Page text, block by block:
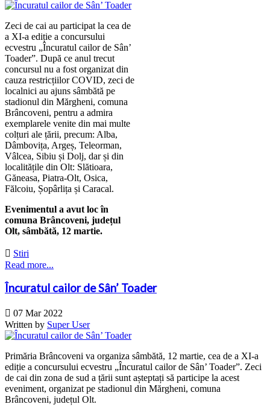
Zeci de cai au participat la cea de
a XI-a ediție a concursului
ecvestru „Încuratul cailor de Sân’
Toader”. După ce anul trecut
concursul nu a fost organizat din
cauza restricțiilor COVID, zeci de
localnici au ajuns sâmbătă pe
stadionul din Mărgheni, comuna
Brâncoveni, pentru a admira
exemplarele venite din mai multe
colțuri ale țării, precum: Alba,
Dâmbovița, Argeș, Teleorman,
Vâlcea, Sibiu și Dolj, dar și din
localitățile din Olt: Slătioara,
Găneasa, Piatra-Olt, Osica,
Fălcoiu, Șopârlița și Caracal.
Evenimentul a avut loc în
comuna Brâncoveni, județul
Olt, sâmbătă, 12 martie.
 Stiri
Read more...
Încuratul cailor de Sân’ Toader
 07 Mar 2022
Written by Super User
Primăria Brâncoveni va organiza sâmbătă, 12 martie, cea de a XI-a
ediție a concursului ecvestru „Încuratul cailor de Sân’ Toader”. Zeci
de cai din zona de sud a țării sunt așteptați să participe la acest
eveniment, organizat pe stadionul din Mărgheni, comuna
Brâncoveni, județul Olt.